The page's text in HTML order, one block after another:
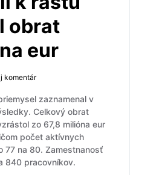
obrat
eur
komentár
zaznamenal v
Celkový obrat
zo 67,8 milióna eur
počet aktívnych
77 na 80. Zamestnanosť
840 pracovníkov.